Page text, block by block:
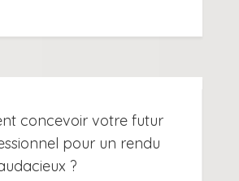
concevoir votre futur
pour un rendu
?